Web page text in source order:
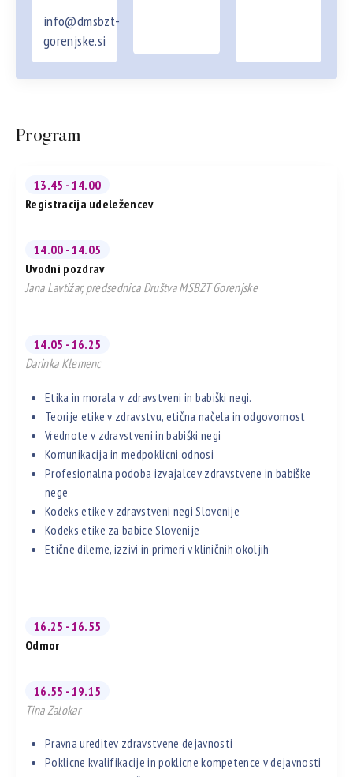
info@dmsbzt-
gorenjske.si
Program
13.45 - 14.00
Registracija udeležencev
14.00 - 14.05
Uvodni pozdrav
Jana Lavtižar, predsednica Društva MSBZT Gorenjske
14.05 - 16.25
Darinka Klemenc
Etika in morala v zdravstveni in babiški negi.
Teorije etike v zdravstvu, etična načela in odgovornost
Vrednote v zdravstveni in babiški negi
Komunikacija in medpoklicni odnosi
Profesionalna podoba izvajalcev zdravstvene in babiške
nege
Kodeks etike v zdravstveni negi Slovenije
Kodeks etike za babice Slovenije
Etične dileme, izzivi in primeri v kliničnih okoljih
16.25 - 16.55
Odmor
16.55 - 19.15
Tina Zalokar
Pravna ureditev zdravstvene dejavnosti
Poklicne kvalifikacije in poklicne kompetence v dejavnosti